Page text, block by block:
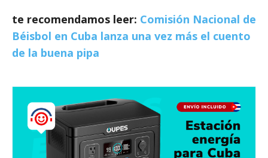
te recomendamos leer: Comisión Nacional de
Béisbol en Cuba lanza una vez más el cuento
de la buena pipa